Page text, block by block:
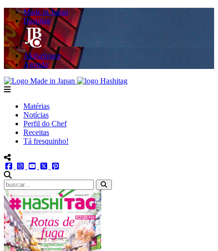
Made in Japan
Hashitag
AkibaSpace
Agenda
Powered By Made in Japan
Hashitag
menu
Matérias
Notícias
Perfil do Chef
Receitas
Tá fresquinho!
menu redes social
facebookinstagram
youtube
twitter